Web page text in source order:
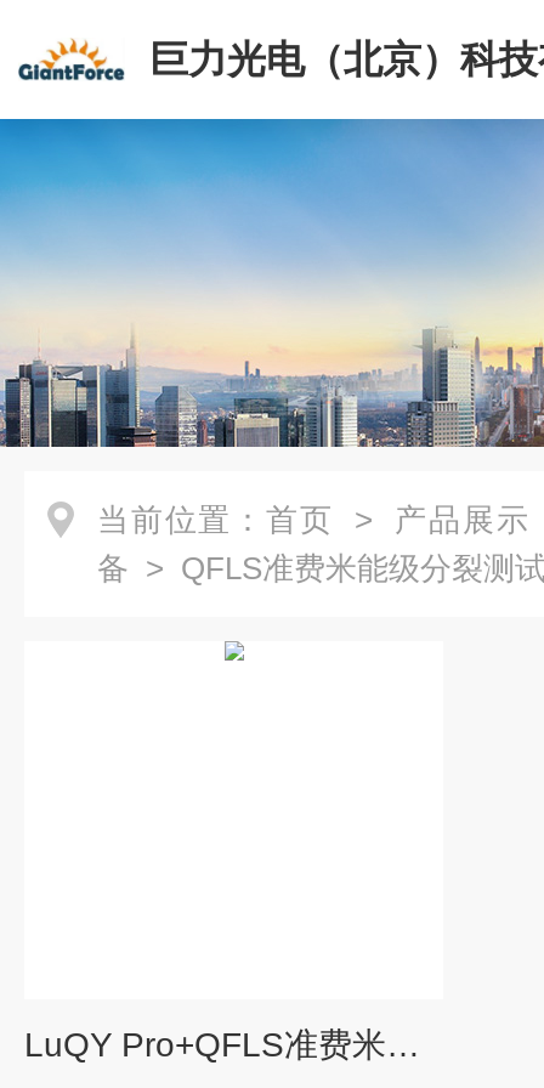
巨力光电（北京）科
司
当前位置： 首页 > 产品展示
备 > QFLS准费米能级分裂测
LuQY Pro+QFLS准费米能级分裂测试仪